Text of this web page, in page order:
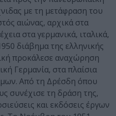
με τη μετάφραση του
αιώνας, αρχικά στα
στα γερμανικά, ιταλικά,
διάβημα της ελληνικής
προκάλεσε αναχώρηση
Γερμανία, στα πλαίσια
Από τη Δρέσδη όπου
συνέχισε τη δράση της,
και εκδόσεις έργων